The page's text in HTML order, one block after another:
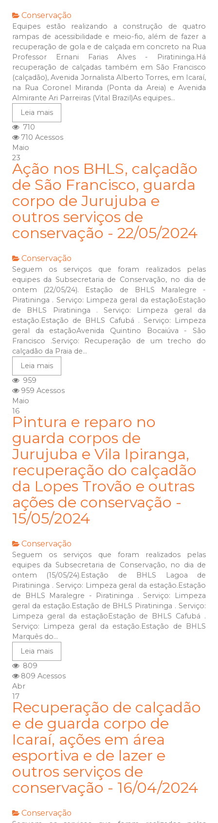
Conservação
Equipes estão realizando a construção de quatro
rampas de acessibilidade e meio-fio, além de fazer a
recuperação de gola e de calçada em concreto na Rua
Professor Ernani Farias Alves - Piratininga.Há
recuperação de calçadas também em São Francisco
(calçadão), Avenida Jornalista Alberto Torres, em Icaraí,
na Rua Coronel Miranda (Ponta da Areia) e Avenida
Almirante Ari Parreiras (Vital Brazil)As equipes...
Leia mais
710
710 Acessos
Maio
23
Ação nos BHLS, calçadão
de São Francisco, guarda
corpo de Jurujuba e
outros serviços de
conservação - 22/05/2024
Conservação
Seguem os serviços que foram realizados pelas
equipes da Subsecretaria de Conservação, no dia de
ontem (22/05/24). Estação de BHLS Maralegre -
Piratininga . Serviço: Limpeza geral da estaçãoEstação
de BHLS Piratininga . Serviço: Limpeza geral da
estação.Estação de BHLS Cafubá . Serviço: Limpeza
geral da estaçãoAvenida Quintino Bocaiúva - São
Francisco .Serviço: Recuperação de um trecho do
calçadão da Praia de...
Leia mais
959
959 Acessos
Maio
16
Pintura e reparo no
guarda corpos de
Jurujuba e Vila Ipiranga,
recuperação do calçadão
da Lopes Trovão e outras
ações de conservação -
15/05/2024
Conservação
Seguem os serviços que foram realizados pelas
equipes da Subsecretaria de Conservação, no dia de
ontem (15/05/24).Estação de BHLS Lagoa de
Piratininga . Serviço: Limpeza geral da estação.Estação
de BHLS Maralegre - Piratininga . Serviço: Limpeza
geral da estação.Estação de BHLS Piratininga . Serviço:
Limpeza geral da estaçãoEstação de BHLS Cafubá .
Serviço: Limpeza geral da estação.Estação de BHLS
Marquês do...
Leia mais
809
809 Acessos
Abr
17
Recuperação de calçadão
e de guarda corpo de
Icaraí, ações em área
esportiva e de lazer e
outros serviços de
conservação - 16/04/2024
Conservação